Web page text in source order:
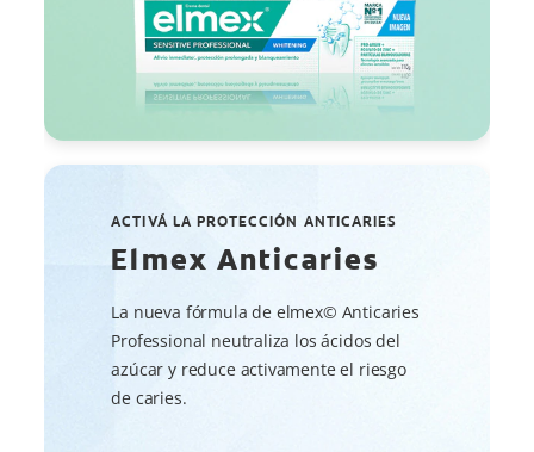
ACTIVÁ LA PROTECCIÓN ANTICARIES
Elmex Anticaries
La nueva fórmula de elmex© Anticaries
Professional neutraliza los ácidos del
azúcar y reduce activamente el riesgo
de caries.